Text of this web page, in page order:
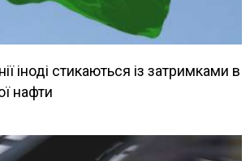
іноді стикаються із затримками в
нафти